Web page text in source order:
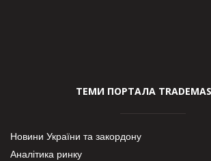
ТЕМИ ПОРТАЛА
Новини України та закордону
Аналітика ринку